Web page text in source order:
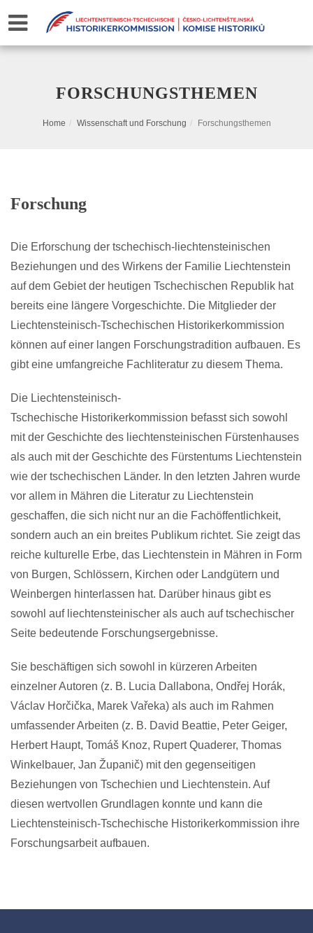
FORSCHUNGSTHEMEN
Home Wissenschaft und Forschung Forschungsthemen
Forschung
Die Erforschung der tschechisch-liechtensteinischen
Beziehungen und des Wirkens der Familie Liechtenstein
auf dem Gebiet der heutigen Tschechischen Republik hat
bereits eine längere Vorgeschichte. Die Mitglieder der
Liechtensteinisch-Tschechischen Historikerkommission
können auf einer langen Forschungstradition aufbauen. Es
gibt eine umfangreiche Fachliteratur zu diesem Thema.
Die Liechtensteinisch-
Tschechische Historikerkommission befasst sich sowohl
mit der Geschichte des liechtensteinischen Fürstenhauses
als auch mit der Geschichte des Fürstentums Liechtenstein
wie der tschechischen Länder. In den letzten Jahren wurde
vor allem in Mähren die Literatur zu Liechtenstein
geschaffen, die sich nicht nur an die Fachöffentlichkeit,
sondern auch an ein breites Publikum richtet. Sie zeigt das
reiche kulturelle Erbe, das Liechtenstein in Mähren in Form
von Burgen, Schlössern, Kirchen oder Landgütern und
Weinbergen hinterlassen hat. Darüber hinaus gibt es
sowohl auf liechtensteinischer als auch auf tschechischer
Seite bedeutende Forschungsergebnisse.
Sie beschäftigen sich sowohl in kürzeren Arbeiten
einzelner Autoren (z. B. Lucia Dallabona, Ondřej Horák,
Václav Horčička, Marek Vařeka) als auch im Rahmen
umfassender Arbeiten (z. B. David Beattie, Peter Geiger,
Herbert Haupt, Tomáš Knoz, Rupert Quaderer, Thomas
Winkelbauer, Jan Županič) mit den gegenseitigen
Beziehungen von Tschechien und Liechtenstein. Auf
diesen wertvollen Grundlagen konnte und kann die
Liechtensteinisch-Tschechische Historikerkommission ihre
Forschungsarbeit aufbauen.